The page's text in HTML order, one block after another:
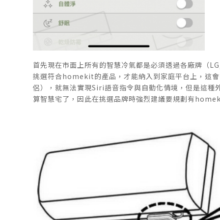
首先現在市面上所有的智慧冷氣都是必須透過各廠牌（
挑選符合homekit的產品，才能納入到家庭平台上，這
侶），就無法實現Siri語音指令與自動化情境，但是這
算智慧宅了，因此在挑選品牌時強烈建議要規劃有